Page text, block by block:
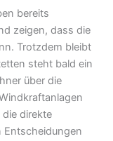
bereits
zeigen, dass die
Trotzdem bleibt
steht bald ein
über die
direkte
Entscheidungen